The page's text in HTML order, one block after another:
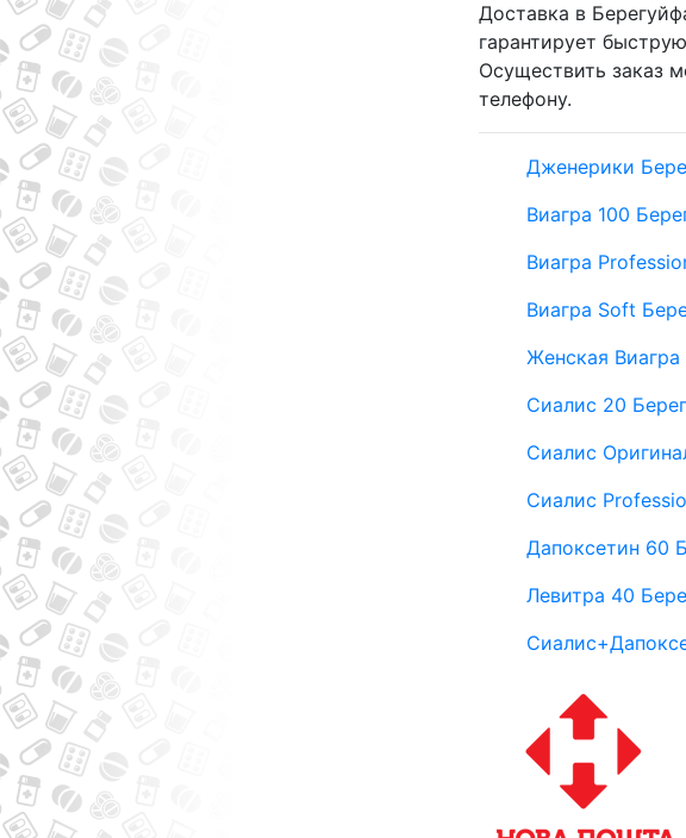
Доставка в
гарантирует
Осуществить заказ
телефону.
Дженерики
Виагра 100
Виагра
Виагра Soft
Женская Виагра
Сиалис 20
Сиалис
Сиалис
Дапоксетин 60
Левитра 40